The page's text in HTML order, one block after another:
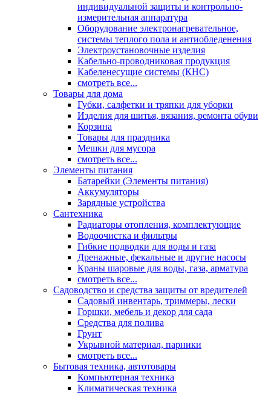
индивидуальной защиты и контрольно-
измерительная аппаратура
Оборудование электронагревательное,
системы теплого пола и антиобледенения
Электроустановочные изделия
Кабельно-проводниковая продукция
Кабеленесущие системы (КНС)
смотреть все...
Товары для дома
Губки, салфетки и тряпки для уборки
Изделия для шитья, вязания, ремонта обуви
Корзина
Товары для праздника
Мешки для мусора
смотреть все...
Элементы питания
Батарейки (Элементы питания)
Аккумуляторы
Зарядные устройства
Сантехника
Радиаторы отопления, комплектующие
Водоочистка и фильтры
Гибкие подводки для воды и газа
Дренажные, фекальные и другие насосы
Краны шаровые для воды, газа, арматура
смотреть все...
Садоводство и средства защиты от вредителей
Садовый инвентарь, триммеры, лески
Горшки, мебель и декор для сада
Средства для полива
Грунт
Укрывной материал, парники
смотреть все...
Бытовая техника, автотовары
Компьютерная техника
Климатическая техника